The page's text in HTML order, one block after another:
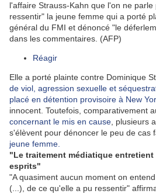
l'affaire Strauss-Kahn que l'on ne
ressentir" la jeune femme qui a porté
général du FMI et dénoncé "le
dans les commentaires. (AFP)
Réagir
Elle a porté plainte contre Dominique
de viol, agression sexuelle et
placé en détention provisoire à New
innocent. Toutefois, comparativement
concernant le mis en cause , plusieurs
s'élèvent pour dénoncer le peu de cas
jeune femme.
"Le traitement médiatique
esprits"
"A quasiment aucun moment on
(...), de ce qu'elle a pu ressentir"